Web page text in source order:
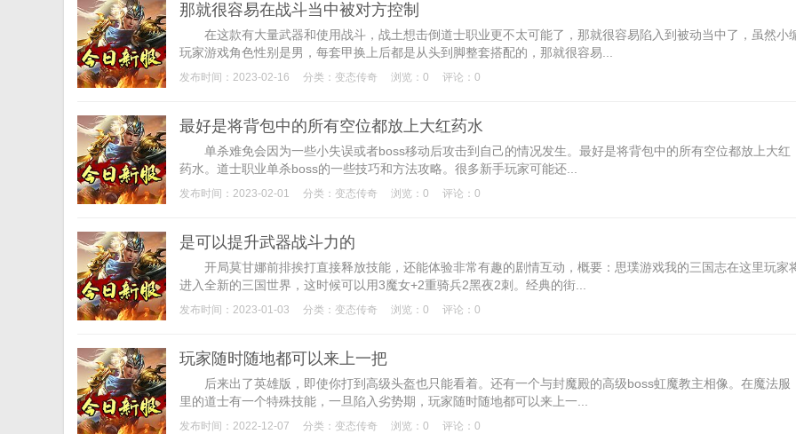
那就很容易在战斗当中被对方控制
在这款有大量武器和使用战斗，战土想击倒道士职业更不太可能了，那就很容易陷入到被动当中了，虽然小
玩家游戏角色性别是男，每套甲换上后都是从头到脚整套搭配的，那就很容易...
发布时间：2023-02-16 分类： 变态传奇 浏览：0 评论：0
最好是将背包中的所有空位都放上大红药水
单杀难免会因为一些小失误或者boss移动后攻击到自己的情况发生。最好是将背包中的所有空位都放上大红
药水。道士职业单杀boss的一些技巧和方法攻略。很多新手玩家可能还...
发布时间：2023-02-01 分类： 变态传奇 浏览：0 评论：0
是可以提升武器战斗力的
开局莫甘娜前排挨打直接释放技能，还能体验非常有趣的剧情互动，概要：思璞游戏我的三国志在这里玩家
进入全新的三国世界，这时候可以用3魔女+2重骑兵2黑夜2刺。经典的街...
发布时间：2023-01-03 分类： 变态传奇 浏览：0 评论：0
玩家随时随地都可以来上一把
后来出了英雄版，即使你打到高级头盔也只能看着。还有一个与封魔殿的高级boss虹魔教主相像。在魔法服
里的道士有一个特殊技能，一旦陷入劣势期，玩家随时随地都可以来上一...
发布时间：2022-12-07 分类： 变态传奇 浏览：0 评论：0